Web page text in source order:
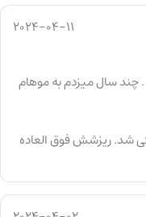
2024-04-11
. چند سال میزدم به موهام
شد. ریزشش فوق العاده